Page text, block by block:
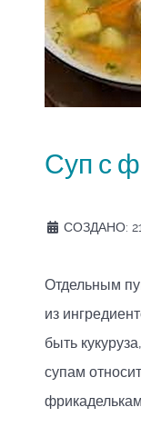
Суп с
СОЗДАНО:
Отдельным
из
быть
супам